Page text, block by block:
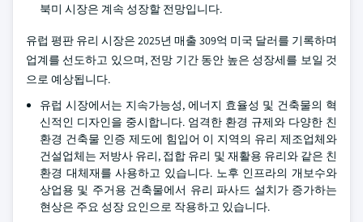
북미 시장은 계속 성장할 전망입니다.
유럽 평판 유리 시장은 2025년 매출 309억 미국 달러를 기록하며
업계를 선도하고 있으며, 전망 기간 동안 높은 성장세를 보일 것
으로 예상됩니다.
유럽 시장에서는 지속가능성, 에너지 효율성 및 건축물의 혁
신적인 디자인을 중시합니다. 엄격한 환경 규제와 다양한 친
환경 건축물 인증 제도에 힘입어 이 지역의 유리 제조업체와
건설업체는 저방사 유리, 접합 유리 및 재활용 유리와 같은 친
환경 대체재를 사용하고 있습니다. 노후 인프라의 개보수와
상업용 및 주거용 건축물에서 유리 파사드 설치가 증가하는
현상은 주요 성장 요인으로 작용하고 있습니다.